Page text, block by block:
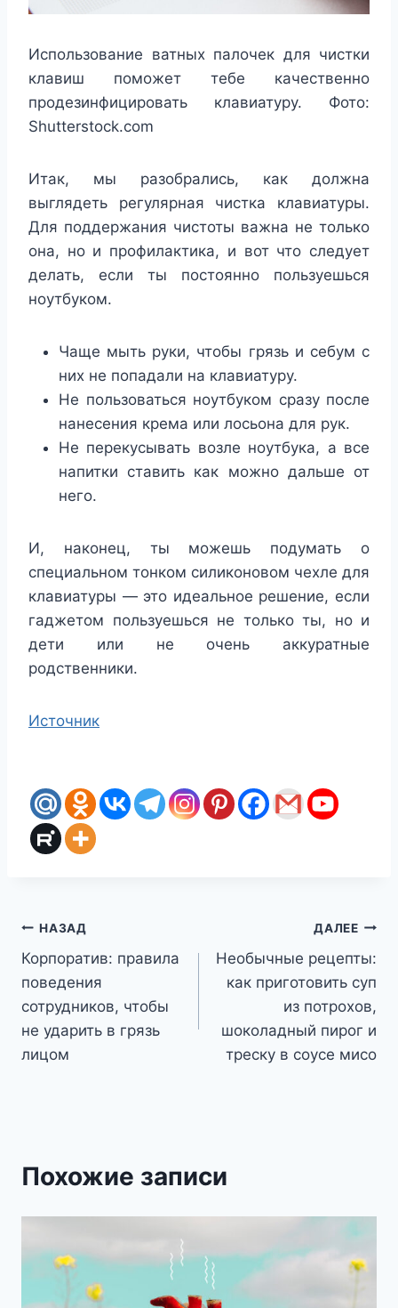
Использование ватных палочек для чистки
клавиш поможет тебе качественно
продезинфицировать клавиатуру. Фото:
Shutterstock.com
Итак, мы разобрались, как должна
выглядеть регулярная чистка клавиатуры.
Для поддержания чистоты важна не только
она, но и профилактика, и вот что следует
делать, если ты постоянно пользуешься
ноутбуком.
Чаще мыть руки, чтобы грязь и себум с
них не попадали на клавиатуру.
Не пользоваться ноутбуком сразу после
нанесения крема или лосьона для рук.
Не перекусывать возле ноутбука, а все
напитки ставить как можно дальше от
него.
И, наконец, ты можешь подумать о
специальном тонком силиконовом чехле для
клавиатуры — это идеальное решение, если
гаджетом пользуешься не только ты, но и
дети или не очень аккуратные
родственники.
Источник
Навигация
по
записям
НАЗАД
Корпоратив: правила
поведения
сотрудников, чтобы
не ударить в грязь
лицом
ДАЛЕЕ
Необычные рецепты:
как приготовить суп
из потрохов,
шоколадный пирог и
треску в соусе мисо
Похожие записи